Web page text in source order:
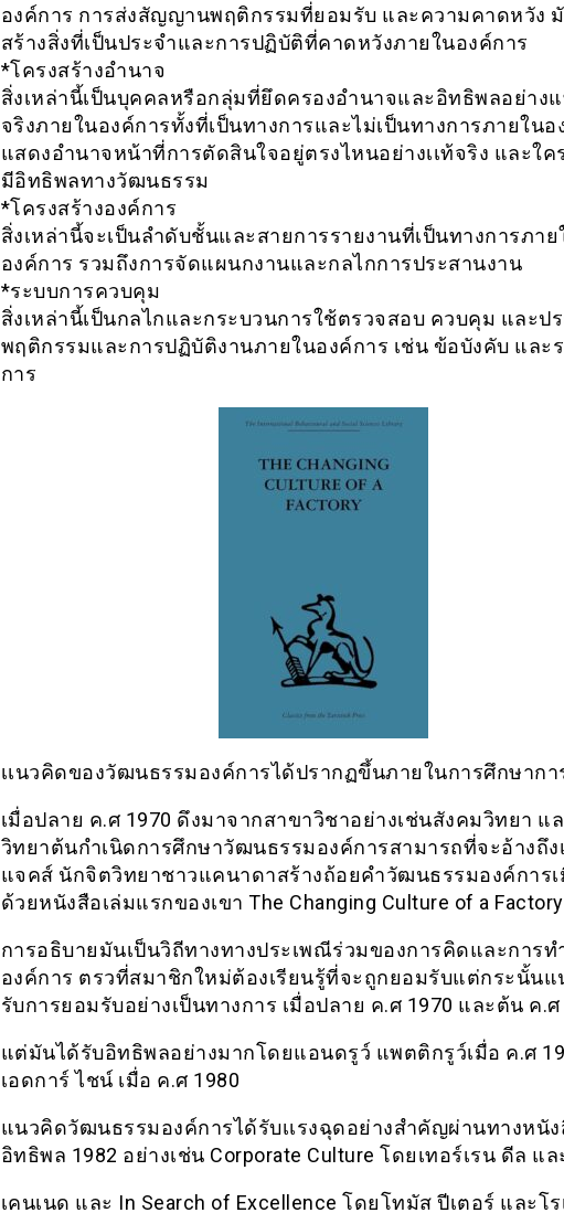
องค์การ การส่งสัญญานพฤติกรรมที่ยอมรับ และความคาดหวัง
สร้างสิ่งที่เป็นประจำและการปฏิบัติที่คาดหวังภายในองค์การ
*โครงสร้างอำนาจ
สิ่งเหล่านี้เป็นบุคคลหรือกลุ่มที่ยึดครองอำนาจและอิทธิพลอย่าง
จริงภายในองค์การทั้งที่เป็นทางการและไม่เป็นทางการภายในอ
แสดงอำนาจหน้าที่การตัดสินใจอยู่ตรงไหนอย่างเเท้จริง และใค
มีอิทธิพลทางวัฒนธรรม
*โครงสร้างองค์การ
สิ่งเหล่านี้จะเป็นลำดับชั้นและสายการรายงานที่เป็นทางการภาย
องค์การ รวมถึงการจัดแผนกงานและกลไกการประสานงาน
*ระบบการควบคุม
สิ่งเหล่านี้เป็นกลไกและกระบวนการใช้ตรวจสอบ ควบคุม และป
พฤติกรรมและการปฏิบัติงานภายในองค์การ เช่น ข้อบังคับ และ
การ
เเนวคิดของวัฒนธรรมองค์การได้ปรากฏขึ้นภายในการศึกษากา
เมื่อปลาย ค.ศ 1970 ดึงมาจากสาขาวิชาอย่างเช่นสังคมวิทยา แ
วิทยาต้นกำเนิดการศึกษาวัฒนธรรมองค์การสามารถที่จะอ้างถึง
แจคส์ นักจิตวิทยาชาวแคนาดาสร้างถ้อยคำวัฒนธรรมองค์การเ
ด้วยหนังสือเล่มแรกของเขา The Changing Culture of a
การอธิบายมันเป็นวิถีทางทางประเพณีร่วมของการคิดและการท
องค์การ ตรวที่สมาชิกใหม่ต้องเรียนรู้ที่จะถูกยอมรับแต่กระนั้นแ
รับการยอมรับอย่างเป็นทางการ เมื่อปลาย ค.ศ 1970 และต้น ค.ศ
แต่มันได้รับอิทธิพลอย่างมากโดยแอนดรูว์ แพตติกรูว์เมื่อ ค.ศ
เอดการ์ ไชน์ เมื่อ ค.ศ 1980
แนวคิดวัฒนธรรมองค์การได้รับเเรงฉุดอย่างสำคัญผ่านทางหนั
อิทธิพล 1982 อย่างเช่น Corporate Culture โดยเทอร์เรน ดีล แล
เคนเนด และ In Search of Excellence โดยโทมัส ปีเตอร์ และโร